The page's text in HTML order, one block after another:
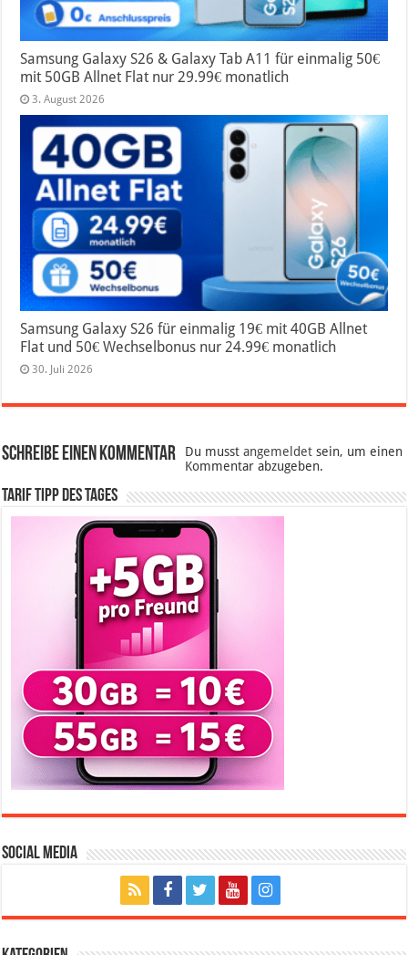
Samsung Galaxy S26 & Galaxy Tab A11 für einmalig 50€
mit 50GB Allnet Flat nur 29.99€ monatlich
3. August 2026
Samsung Galaxy S26 für einmalig 19€ mit 40GB Allnet
Flat und 50€ Wechselbonus nur 24.99€ monatlich
30. Juli 2026
Schreibe einen Kommentar Du musstangemeldet sein, um einen
Kommentar abzugeben.
Tarif Tipp des Tages
Social Media